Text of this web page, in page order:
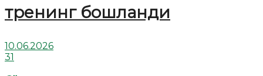
тренинг бошланди
10.06.2026
31